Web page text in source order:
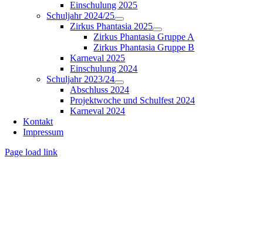
Einschulung 2025
Schuljahr 2024/25
Zirkus Phantasia 2025
Zirkus Phantasia Gruppe A
Zirkus Phantasia Gruppe B
Karneval 2025
Einschulung 2024
Schuljahr 2023/24
Abschluss 2024
Projektwoche und Schulfest 2024
Karneval 2024
Kontakt
Impressum
Page load link